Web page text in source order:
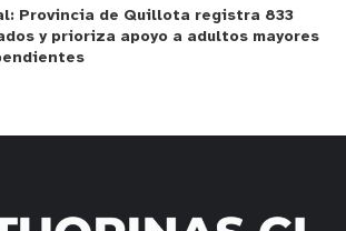
Provincia de Quillota registra 833
y prioriza apoyo a adultos mayores